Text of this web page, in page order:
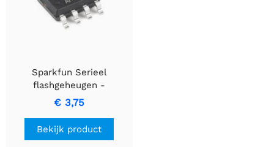
Sparkfun Serieel
flashgeheugen -
GD25Q40CTIGR (4 MB, 120
MHz)
€ 3,75
Bekijk product